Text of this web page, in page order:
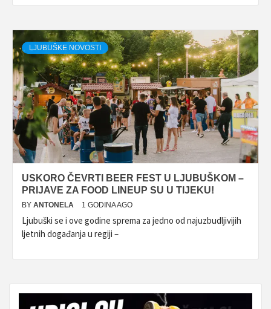
LJUBUŠKE NOVOSTI
USKORO ČEVRTI BEER FEST U LJUBUŠKOM –
PRIJAVE ZA FOOD LINEUP SU U TIJEKU!
BY ANTONELA 1 GODINA AGO
Ljubuški se i ove godine sprema za jedno od najuzbudljivijih
ljetnih događanja u regiji –